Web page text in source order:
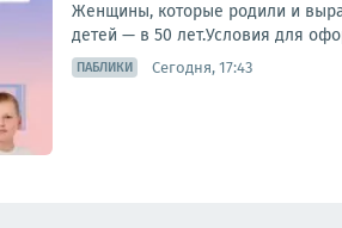
Женщины, которые родили и
детей — в 50 лет.Условия для
ПАБЛИКИ Сегодня, 17:43